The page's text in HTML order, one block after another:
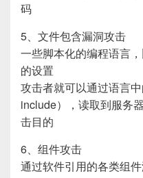
码
5、文件包含漏洞攻击
一些脚本化的编程语言
的设置
攻击者就可以通过语言
include），读取到服务
击目的
6、组件攻击
通过软件引用的各类组